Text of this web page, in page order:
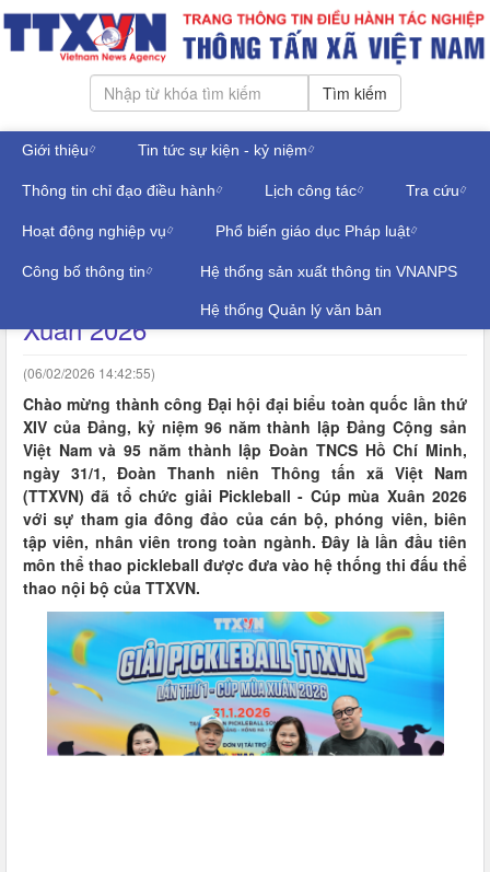
Tìm kiếm
Giới thiệu Tin tức sự kiện - kỷ niệm
Thông tin chỉ đạo điều hành Lịch công tác Tra cứu
Hoạt động nghiệp vụ Phổ biến giáo dục Pháp luật
Công bố thông tin Hệ thống sản xuất thông tin VNANPS
Hệ thống Quản lý văn bản
Chủ nhật, ngày 09/08/2026 Đăng nhập
TIN TRONG NGÀNH
Giải Pickleball TTXVN - Cúp Mùa
Xuân 2026
(06/02/2026 14:42:55)
Chào mừng thành công Đại hội đại biểu toàn quốc lần thứ
XIV của Đảng, kỷ niệm 96 năm thành lập Đảng Cộng sản
Việt Nam và 95 năm thành lập Đoàn TNCS Hồ Chí Minh,
ngày 31/1, Đoàn Thanh niên Thông tấn xã Việt Nam
(TTXVN) đã tổ chức giải Pickleball - Cúp mùa Xuân 2026
với sự tham gia đông đảo của cán bộ, phóng viên, biên
tập viên, nhân viên trong toàn ngành. Đây là lần đầu tiên
môn thể thao pickleball được đưa vào hệ thống thi đấu thể
thao nội bộ của TTXVN.